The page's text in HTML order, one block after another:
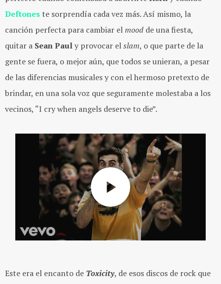
Deftones te sorprendía cada vez más. Así mismo, la
canción perfecta para cambiar elmood de una fiesta,
quitar a SeanPauly provocar elslam, o que parte de la
gente se fuera, o mejor aún, que todos se unieran, a pesar
de las diferencias musicales y con el hermoso pretexto de
brindar, en una sola voz que seguramente molestaba a los
vecinos, “I cry when angels deserve to die”.
Este era el encanto de Toxicity, de esos discos de rock que